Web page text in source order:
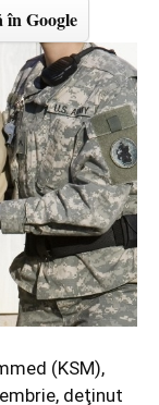
în Google
(KSM),
deţinut